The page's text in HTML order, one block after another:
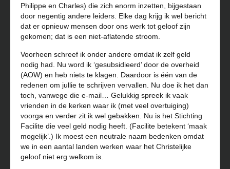
Philippe en Charles) die zich enorm inzetten, bijgestaan
door negentig andere leiders. Elke dag krijg ik wel bericht
dat er opnieuw mensen door ons werk tot geloof zijn
gekomen; dat is een niet-aflatende stroom.
Voorheen schreef ik onder andere omdat ik zelf geld
nodig had. Nu word ik ‘gesubsidieerd’ door de overheid
(AOW) en heb niets te klagen. Daardoor is één van de
redenen om jullie te schrijven vervallen. Nu doe ik het dan
toch, vanwege die e-mail… Gelukkig spreek ik vaak
vrienden in de kerken waar ik (met veel overtuiging)
voorga en verder zit ik wel gebakken. Nu is het Stichting
Facilite die veel geld nodig heeft. (Facilite betekent ‘maak
mogelijk’.) Ik moest een neutrale naam bedenken omdat
we in een aantal landen werken waar het Christelijke
geloof niet erg welkom is.